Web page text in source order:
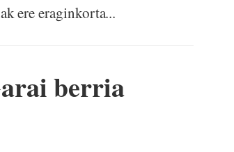
ere eraginkorta...
berria